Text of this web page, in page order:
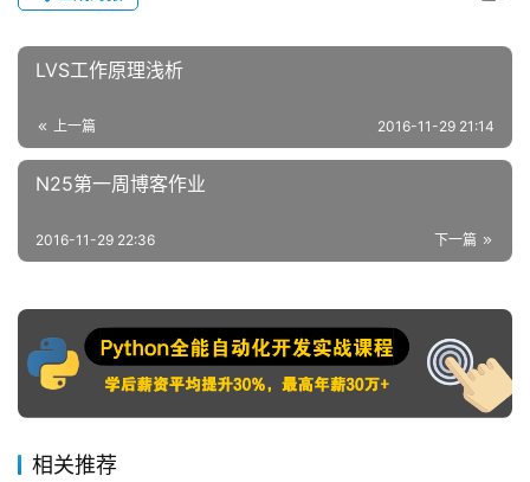
LVS工作原理浅析
上一篇 2016-11-29 21:14
N25第一周博客作业
下一篇
2016-11-29 22:36
相关推荐